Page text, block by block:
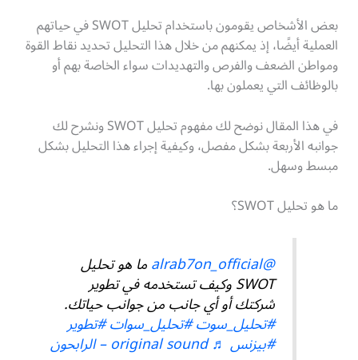
بعض الأشخاص يقومون باستخدام تحليل SWOT في حياتهم
العملية أيضًا، إذ يمكنهم من خلال هذا التحليل تحديد نقاط القوة
ومواطن الضعف والفرص والتهديدات سواء الخاصة بهم أو
بالوظائف التي يعملون بها.
في هذا المقال نوضح لك مفهوم تحليل SWOT ونشرح لك
جوانبه الأربعة بشكل مفصل، وكيفية إجراء هذا التحليل بشكل
مبسط وسهل.
ما هو تحليل SWOT؟
@alrab7on_official ما هو تحليل
SWOT وكيف تستخدمه في تطوير
شركتك أو أي جانب من جوانب حياتك.
#تحليل_سوت#تحليل_سوات#تطوير
#بيزنس ♬ original sound – الرابحون